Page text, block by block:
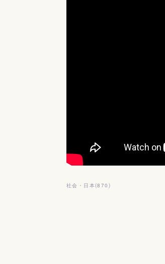
社会・日本(870 )